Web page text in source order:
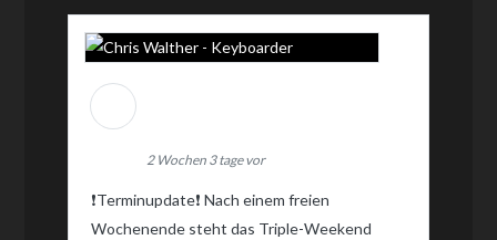
2 Wochen 3 tage vor
❗️Terminupdate❗️ Nach einem freien
Wochenende steht das Triple-Weekend